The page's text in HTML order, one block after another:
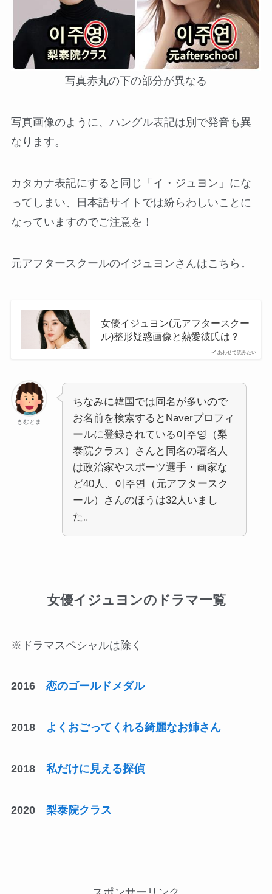
写真赤丸の下の部分が異なる
写真画像のように、ハングル表記は別で発音も異
なります。
カタカナ表記にすると同じ「イ・ジュヨン」にな
ってしまい、日本語サイトでは紛らわしいことに
なっていますのでご注意を！
元アフタースクールのイジュヨンさんはこちら↓
あわせて読みたい
女優イジュヨン(元アフタースクー
ル)整形疑惑画像と熱愛彼氏は？
きむとま
ちなみに韓国では同名が多いので
お名前を検索するとNaverプロフィ
ールに登録されている이주영（梨
泰院クラス）さんと同名の著名人
は政治家やスポーツ選手・画家な
ど40人、이주연（元アフタースク
ール）さんのほうは32人いまし
た。
女優イジュヨンのドラマ一覧
※ドラマスペシャルは除く
2016 恋のゴールドメダル
2018 よくおごってくれる綺麗なお姉さん
2018 私だけに見える探偵
2020 梨泰院クラス